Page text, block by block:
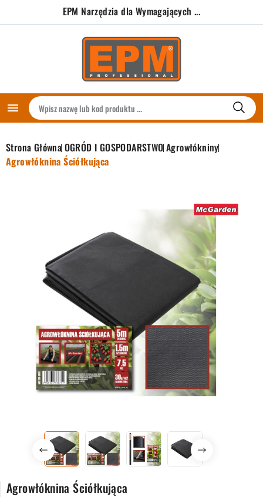
EPM Narzędzia dla Wymagających ...

Strona Główna OGRÓD I GOSPODARSTWOAgrowłókniny
Agrowłóknina Ściółkująca
Agrowłóknina Ściółkująca